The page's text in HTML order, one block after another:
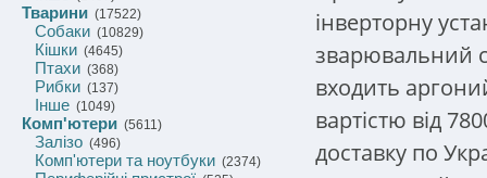
Тварини (17522)
Собаки (10829)
Кішки (4645)
Птахи (368)
Рибки (137)
Інше (1049)
Комп'ютери (5611)
Залізо (496)
Комп'ютери та ноутбуки (2374)
інверторну
зварювальний
входить
вартістю від
доставку по